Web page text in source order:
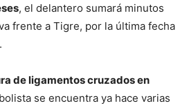
, el delantero sumará minutos
frente a Tigre, por la última fecha
de ligamentos cruzados en
se encuentra ya hace varias